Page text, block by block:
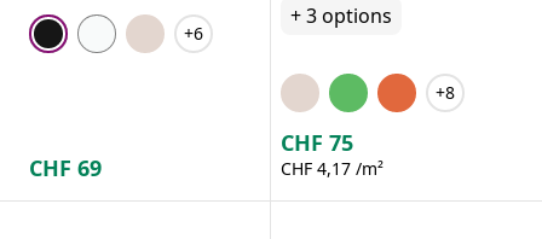
+6
CHF 69
+3options
+8
CHF 75
CHF 4,17 /m²